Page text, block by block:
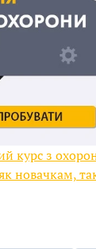
курс з
новачкам,